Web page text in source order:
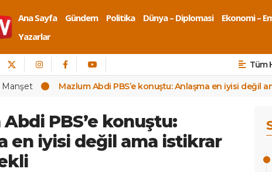
Ana Sayfa Gündem Politika Dünya – Diplomasi Ekonomi –
Yazarlar
Tüm
Manşet Mazlum Abdi PBS’e konuştu: Anlaşma en iyisi değil
PBS’e konuştu:
en iyisi değil ama istikrar